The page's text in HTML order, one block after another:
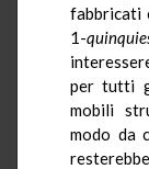
fabbricati
1-
per tutti
mobili
modo da